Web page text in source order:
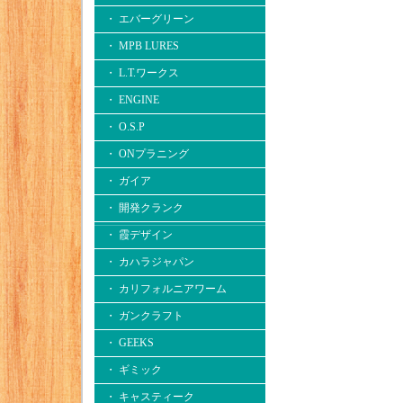
・ エバーグリーン
・ MPB LURES
・ L.T.ワークス
・ ENGINE
・ O.S.P
・ ONプラニング
・ ガイア
・ 開発クランク
・ 霞デザイン
・ カハラジャパン
・ カリフォルニアワーム
・ ガンクラフト
・ GEEKS
・ ギミック
・ キャスティーク